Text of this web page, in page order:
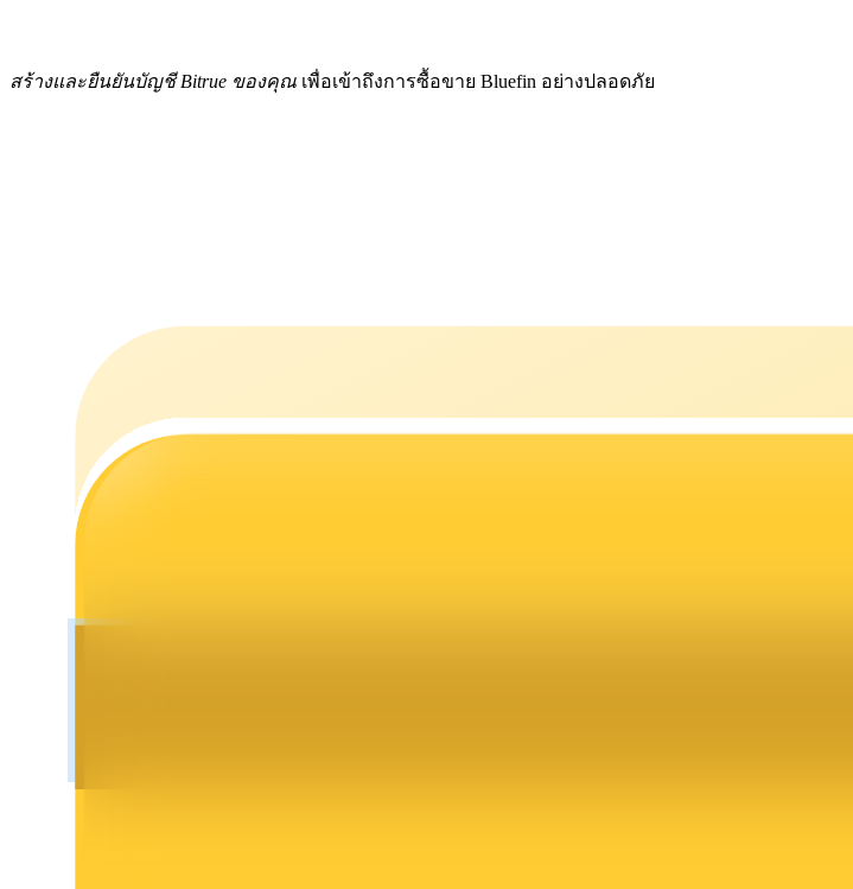
การปักหลัก
Launchpool
การเซ้งแบบยืดหยุ่นเพื่อรับโทเคนยอดนิยม
สร้างและยืนยันบัญชี Bitrue ของคุณ เพื่อเข้าถึงการซื้อขาย Bluefin อย่างปลอดภัย